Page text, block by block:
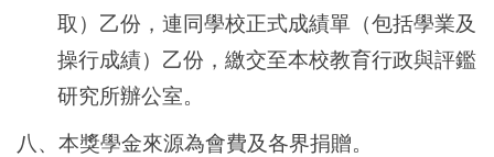
取）乙份，連同學校正式成績單（包括學業及
操行成績）乙份，繳交至本校教育行政與評鑑
研究所辦公室。
八、本獎學金來源為會費及各界捐贈。